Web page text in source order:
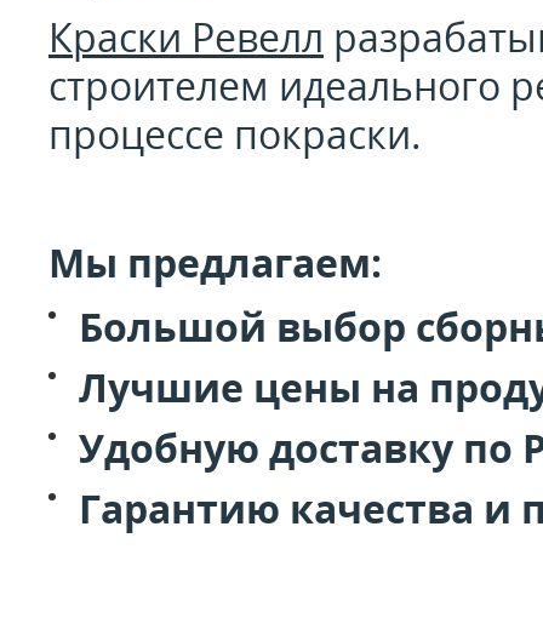
Краски Ревелл
строителем идеального
процессе покраски.
Мы предлагаем:
Большой выбор
Лучшие цены на
Удобную доставку по
Гарантию качества и